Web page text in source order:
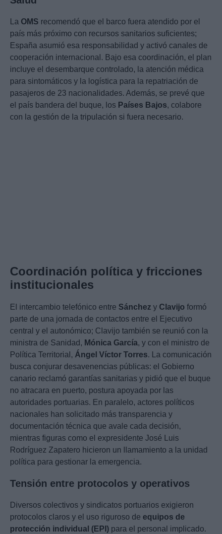
La OMS recomendó que el barco fuera atendido por el
país más próximo con recursos sanitarios suficientes;
España asumió esa responsabilidad y activó canales de
cooperación internacional. Bajo esa coordinación, el plan
incluye el desembarque controlado, la atención médica
para sintomáticos y la logística para la repatriación de
pasajeros de 23 nacionalidades. Además, se prevé que
el país bandera del buque, los Países Bajos, colabore
con la gestión de la tripulación si fuera necesario.
Coordinación política y fricciones
institucionales
El intercambio telefónico entre Sánchez y Clavijo formó
parte de una jornada de contactos entre el Ejecutivo
central y el autonómico; Clavijo también se reunió con la
ministra de Sanidad, Mónica García, y con el ministro de
Política Territorial, Ángel Víctor Torres. La comunicación
busca conjurar desavenencias públicas: el Gobierno
canario reclamó garantías sanitarias y pidió que el buque
no atracara en puerto, postura apoyada por las
autoridades portuarias. En paralelo, actores políticos
nacionales han solicitado más transparencia y
documentación técnica que avale cada decisión,
mientras figuras como el expresidente José Luis
Rodríguez Zapatero hicieron un llamamiento a la unidad
política para gestionar la emergencia.
Tensión entre protocolos y operativos
Diversos colectivos y sindicatos portuarios exigieron
protocolos claros y el uso riguroso de equipos de
protección individual (EPI) para el personal implicado.